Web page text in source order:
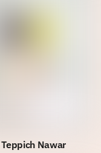
Nawar